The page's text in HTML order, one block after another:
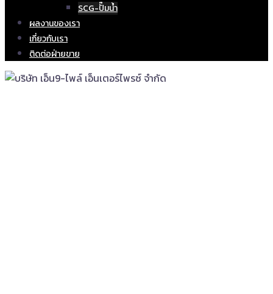
SCG-ปั๊มน้ำ
ผลงานของเรา
เกี่ยวกับเรา
ติดต่อฝ่ายขาย